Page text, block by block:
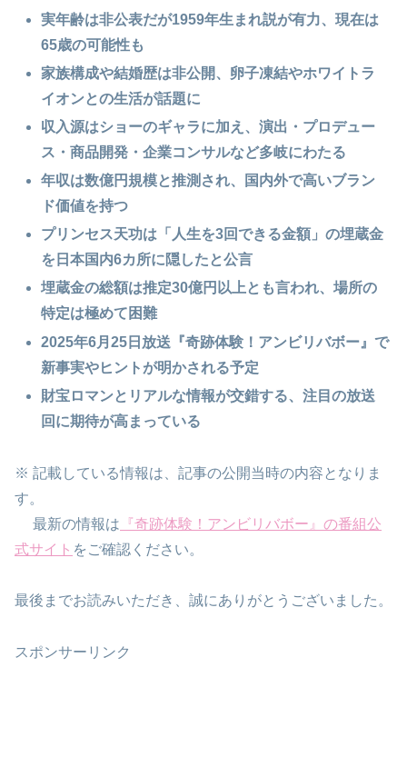
実年齢は非公表だが1959年生まれ説が有力、現在は
65歳の可能性も
家族構成や結婚歴は非公開、卵子凍結やホワイトラ
イオンとの生活が話題に
収入源はショーのギャラに加え、演出・プロデュー
ス・商品開発・企業コンサルなど多岐にわたる
年収は数億円規模と推測され、国内外で高いブラン
ド価値を持つ
プリンセス天功は「人生を3回できる金額」の埋蔵金
を日本国内6カ所に隠したと公言
埋蔵金の総額は推定30億円以上とも言われ、場所の
特定は極めて困難
2025年6月25日放送『奇跡体験！アンビリバボー』で
新事実やヒントが明かされる予定
財宝ロマンとリアルな情報が交錯する、注目の放送
回に期待が高まっている
※ 記載している情報は、記事の公開当時の内容となりま
す。
最新の情報は 『奇跡体験！アンビリバボー』の番組公
式サイト をご確認ください。
最後までお読みいただき、誠にありがとうございました。
スポンサーリンク